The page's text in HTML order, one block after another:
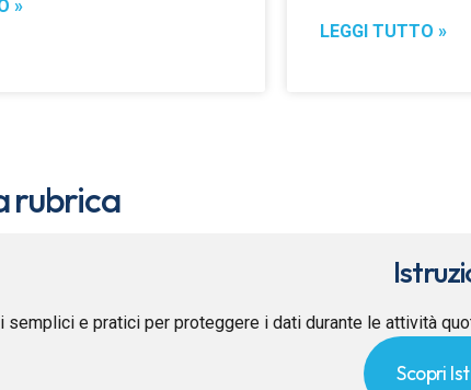
»
LEGGI TUTTO »
rubrica
semplici e pratici per proteggere i dati durante le attività
Scopri